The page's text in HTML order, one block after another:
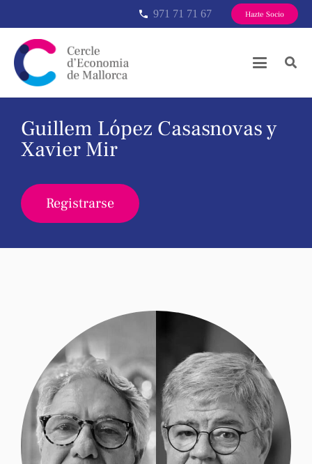
phone 971 71 71 67 Hazte Socio
Guillem López Casasnovas y
Xavier Mir
Registrarse